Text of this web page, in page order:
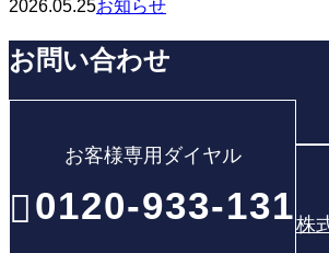
2026.05.25お知らせ
お問い合わせ
お客様専用ダイヤル
0120-933-131株